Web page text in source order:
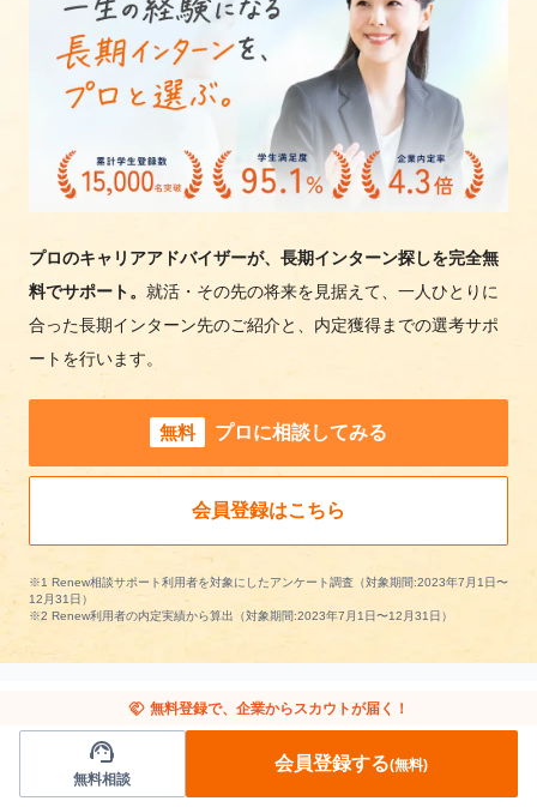
プロのキャリアアドバイザーが、長期インターン探しを完全無
料でサポート。 就活・その先の将来を見据えて、一人ひとりに
合った長期インターン先のご紹介と、内定獲得までの選考サポ
ートを行います。
無料 プロに相談してみる
会員登録はこちら
※1 Renew相談サポート利用者を対象にしたアンケート調査（対象期間:2023年7月1日〜
12月31日）
※2 Renew利用者の内定実績から算出（対象期間:2023年7月1日〜12月31日）
他の条件から長期インターンを探す
handshake 無料登録で、企業からスカウトが届く！
support_agent
無料相談
会員登録する(無料)